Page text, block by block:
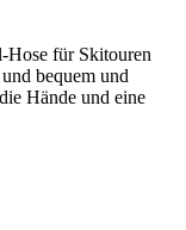
Hose für Skitouren
bequem und
Hände und eine